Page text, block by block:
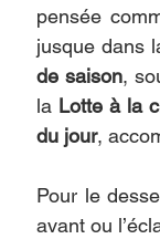
pensée
jusque dans
de saison,
la Lotte à la
du jour,
Pour le
avant ou